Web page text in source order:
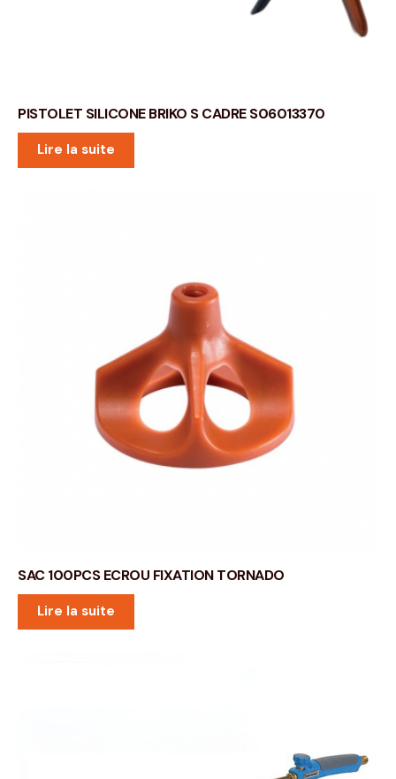
PISTOLET SILICONE BRIKO S CADRE S06013370
Lire la suite
SAC 100PCS ECROU FIXATION TORNADO
Lire la suite